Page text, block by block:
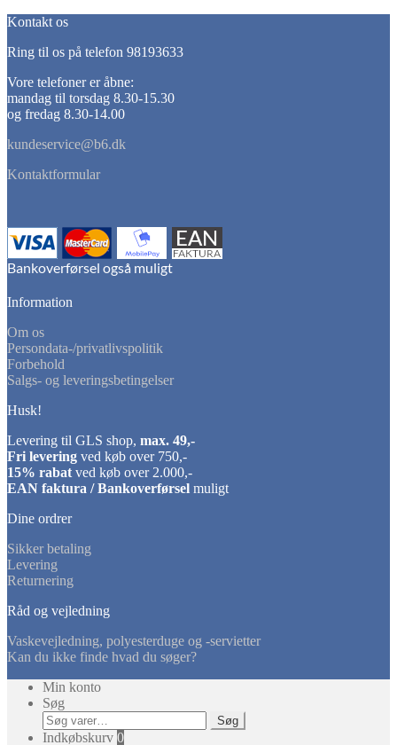
Kontakt os
Ring til os på telefon 98193633
Vore telefoner er åbne:
mandag til torsdag 8.30-15.30
og fredag 8.30-14.00
kundeservice@b6.dk
Kontaktformular
Information
Om os
Persondata-/privatlivspolitik
Forbehold
Salgs- og leveringsbetingelser
Husk!
Levering til GLS shop, max. 49,-
Fri levering ved køb over 750,-
15% rabat ved køb over 2.000,-
EAN faktura / Bankoverførsel muligt
Dine ordrer
Sikker betaling
Levering
Returnering
Råd og vejledning
Vaskevejledning, polyesterduge og -servietter
Kan du ikke finde hvad du søger?
Min konto
Søg
Søg
efter:
Søg
Indkøbskurv 0